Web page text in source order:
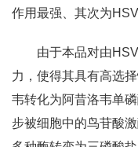
作用最强、其次为
由于本品对由
力，使得其具有高选
韦转化为阿昔洛韦单
步被细胞中的鸟苷酸